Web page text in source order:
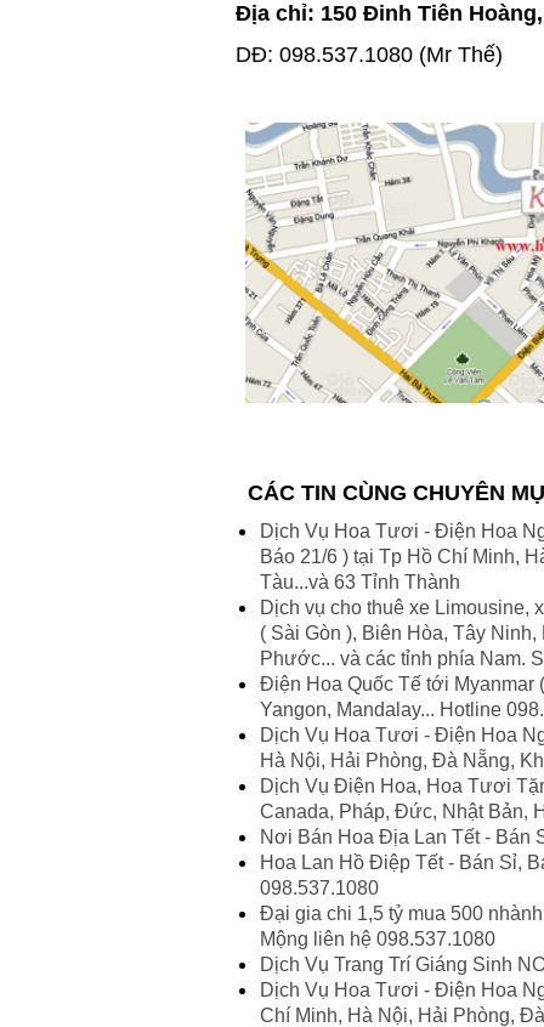
Địa chỉ: 150 Đinh Tiên
DĐ: 098.537.1080 (Mr Thế)
CÁC TIN CÙNG CHUYÊN
Dịch Vụ Hoa Tươi - Điện Hoa
Báo 21/6 ) tại Tp Hồ Chí Minh,
Tàu...và 63 Tỉnh Thành
Dịch vụ cho thuê xe Limousine,
( Sài Gòn ), Biên Hòa, Tây
Phước... và các tỉnh phía Nam.
Điện Hoa Quốc Tế tới
Yangon, Mandalay... Hotline
Dịch Vụ Hoa Tươi - Điện Hoa
Hà Nội, Hải Phòng, Đà Nẵng,
Dịch Vụ Điện Hoa, Hoa Tươi
Canada, Pháp, Đức, Nhật Bản,
Nơi Bán Hoa Địa Lan Tết - Bán
Hoa Lan Hồ Điệp Tết - Bán Sỉ,
098.537.1080
Đại gia chi 1,5 tỷ mua 500
Mộng liên hệ 098.537.1080
Dịch Vụ Trang Trí Giáng Sinh
Dịch Vụ Hoa Tươi - Điện Hoa
Chí Minh, Hà Nội, Hải Phòng,